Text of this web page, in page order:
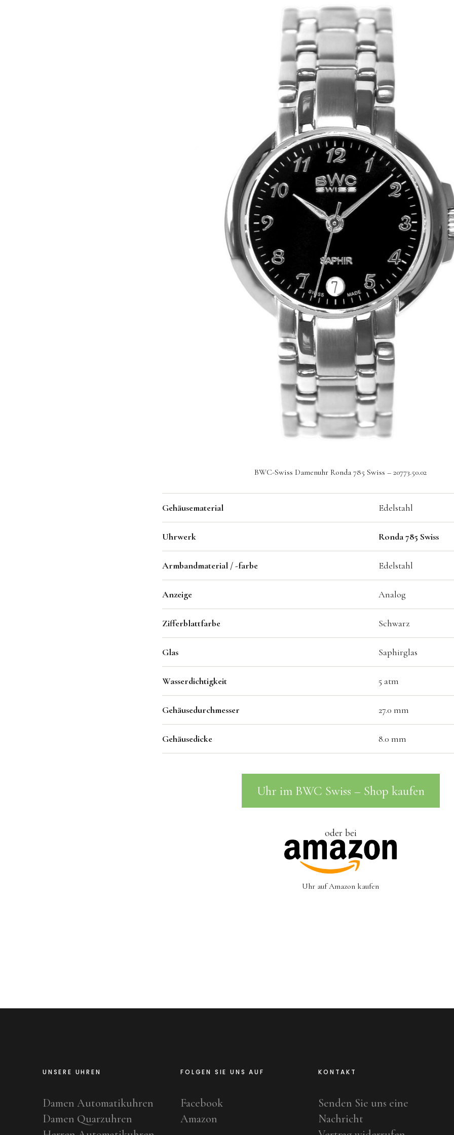
BWC-Swiss Damenuhr Ronda 785 Swiss – 20773.50.02
Gehäusematerial Edelstahl
Uhrwerk Ronda 785 Swiss
Armbandmaterial / -farbe Edelstahl
Anzeige Analog
Zifferblattfarbe Schwarz
Glas Saphirglas
Wasserdichtigkeit 5 atm
Gehäusedurchmesser 27.0 mm
Gehäusedicke 8.0 mm
Uhr im BWC Swiss – Shop kaufen
oder bei
Uhr auf Amazon kaufen
UNSERE UHREN
Damen Automatikuhren
Damen Quarzuhren
FOLGEN SIE UNS AUF
Facebook
Amazon
KONTAKT
Senden Sie uns eine
Nachricht